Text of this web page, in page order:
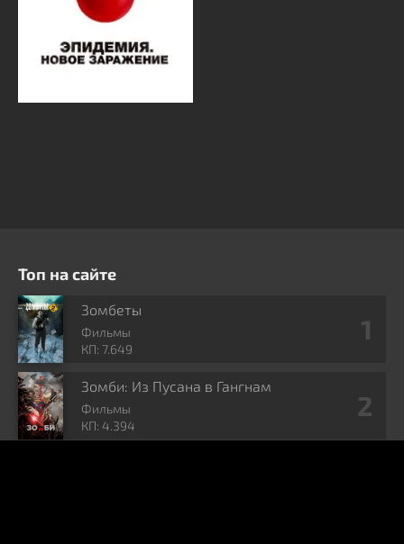
Топ на сайте
Зомбеты
Фильмы
КП: 7.649
Зомби: Из Пусана в Гангнам
Фильмы
КП: 4.394